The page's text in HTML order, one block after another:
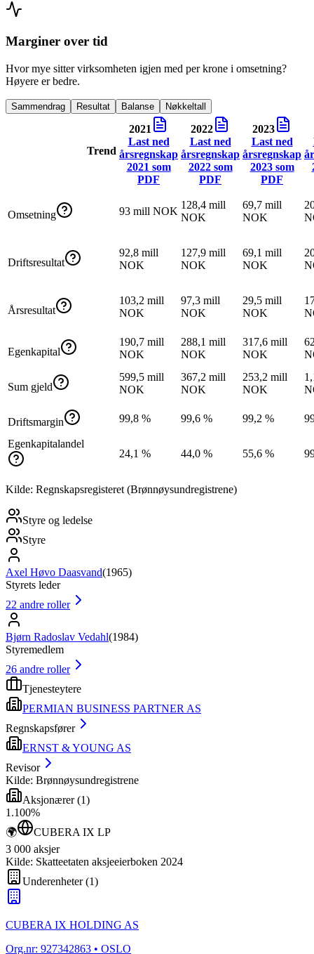
Marginer over tid
Hvor mye sitter virksomheten igjen med per krone i omsetning?
Høyere er bedre.
Sammendrag Resultat Balanse Nøkkeltall
Trend
2021
Last ned
årsregnskap
2021 som
PDF
2022
Last ned
årsregnskap
2022som
PDF
2023
Last ned
årsregnskap
2023som
PDF
Omsetning 93 mill NOK
128,4 mill
NOK
69,7 mill
NOK
Driftsresultat
92,8 mill
NOK
127,9 mill
NOK
69,1 mill
NOK
Årsresultat
103,2 mill
NOK
97,3 mill
NOK
29,5 mill
NOK
Egenkapital
190,7 mill
NOK
288,1 mill
NOK
317,6 mill
NOK
Sum gjeld
599,5 mill
NOK
367,2 mill
NOK
253,2 mill
NOK
Driftsmargin 99,8 % 99,6 % 99,2 %
Egenkapitalandel
24,1 %
44,0 % 55,6 %
Kilde: Regnskapsregisteret (Brønnøysundregistrene)
Styre og ledelse
Styre
Axel Høvo Daasvand(1965)
Styrets leder
22 andre roller
Bjørn Radoslav Vedahl(1984)
Styremedlem
26 andre roller
Tjenesteytere
PERMIAN BUSINESS PARTNER AS
Regnskapsfører
ERNST & YOUNG AS
Revisor
Kilde: Brønnøysundregistrene
Aksjonærer(1)
1 .100%
🌍
CUBERA IX LP
3 000 aksjer
Kilde: Skatteetaten aksjeeierboken 2024
Underenheter(1)
CUBERA IX HOLDING AS
Org.nr: 927342863 • OSLO